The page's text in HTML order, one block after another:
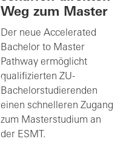
Weg zum Master
Der neue Accelerated
Bachelor to Master
Pathway ermöglicht
qualifizierten ZU-
Bachelorstudierenden
einen schnelleren Zugang
zum Masterstudium an
der ESMT.